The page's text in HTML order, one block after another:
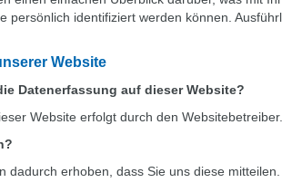
persönlich identifiziert werden können.
Website
Datenerfassung auf dieser Website?
Website erfolgt durch den
dadurch erhoben, dass Sie uns diese